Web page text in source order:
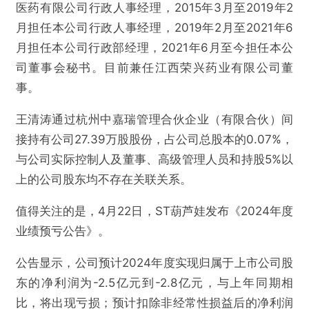
医药有限公司行政人事经理，2015年3月至2019年2
月担任本公司行政人事经理，2019年2月至2021年6
月担任本公司行政部经理，2021年6月至今担任本公
司董事会秘书。目前兼任江西荣兴药业有限公司董
事。
王清涛通过杭州中嘉瑞管理合伙企业（有限合伙）间
接持有公司27.39万股股份，占公司总股本的0.07%，
与公司实际控制人及董事、高级管理人员和持股5%以
上的公司股东均不存在关联关系。
值得关注的是，4月22日，ST葫芦娃发布《2024年度
业绩预亏公告》。
公告显示，公司预计2024年度实现归属于上市公司股
东的净利润为-2.5亿元到-2.8亿元，与上年同期相
比，将出现亏损；预计扣除非经常性损益后的净利润